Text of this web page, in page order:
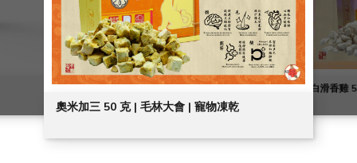
白滑香雞 50 克 | 毛林大會 | 寵物凍乾
粒粒鱈魚